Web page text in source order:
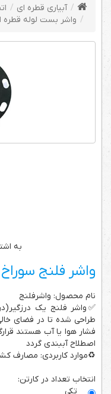
آبیاری قطره ای
واشر بست لوله قطره
به
واشر فلنج سوراخ
نام محصول: واشرفلنج
✅واشر فلنج یک
طراحی شده­ تا در فضای
فشار هوا یا آب هستند
اصطلاح آب­بندی گردد
♻️موارد کاربردی: مصارف
انتخاب تعداد در کارتن:
تکی